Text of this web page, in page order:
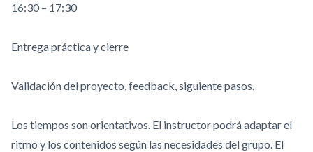
16:30 – 17:30
Entrega práctica y cierre
Validación del proyecto, feedback, siguiente pasos.
Los tiempos son orientativos. El instructor podrá adaptar el
ritmo y los contenidos según las necesidades del grupo. El